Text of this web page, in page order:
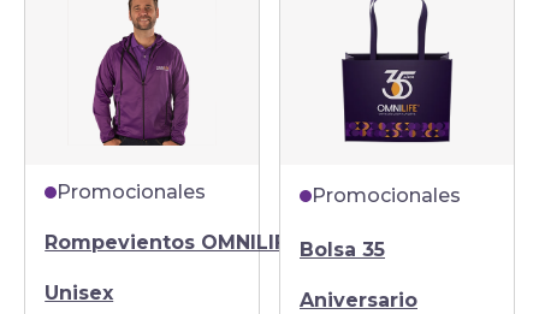
Promocionales
Rompevientos OMNILIFE -
Unisex
Promocionales
Bolsa 35
Aniversario